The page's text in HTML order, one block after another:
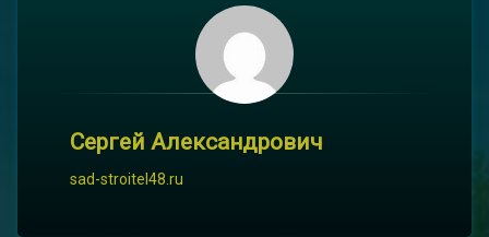
Сергей Александрович
sad-stroitel48.ru